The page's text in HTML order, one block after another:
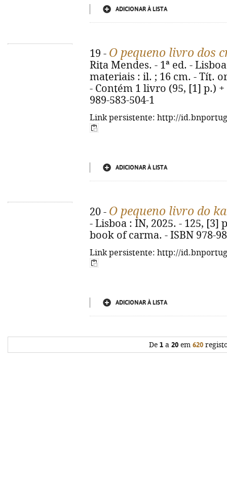
ADICIONAR À LISTA
19 - O pequeno livro dos
Rita Mendes. - 1ª ed. -
materiais : il. ; 16 cm. - Tít.
- Contém 1 livro (95, [1] p.)
989-583-504-1
Link persistente: http://
ADICIONAR À LISTA
20 - O pequeno livro do
- Lisboa : IN, 2025. - 125,
book of carma. - ISBN 978-
Link persistente: http://
ADICIONAR À LISTA
De 1 a 20 em 620